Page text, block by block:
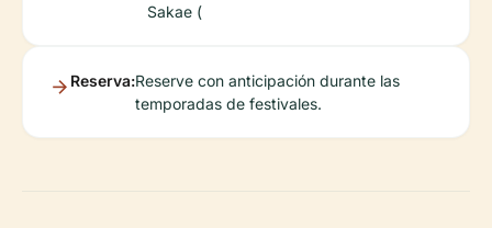
Sakae (
Reserva:Reserve con anticipación durante las
temporadas de festivales.